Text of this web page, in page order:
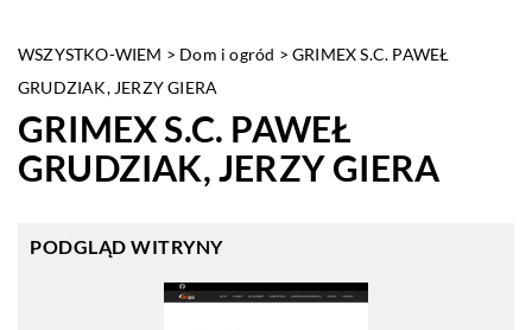
WSZYSTKO-WIEM > Dom i ogród >GRIMEX S.C. PAWEŁ
GRUDZIAK, JERZY GIERA
GRIMEX S.C. PAWEŁ
GRUDZIAK, JERZY GIERA
PODGLĄD WITRYNY